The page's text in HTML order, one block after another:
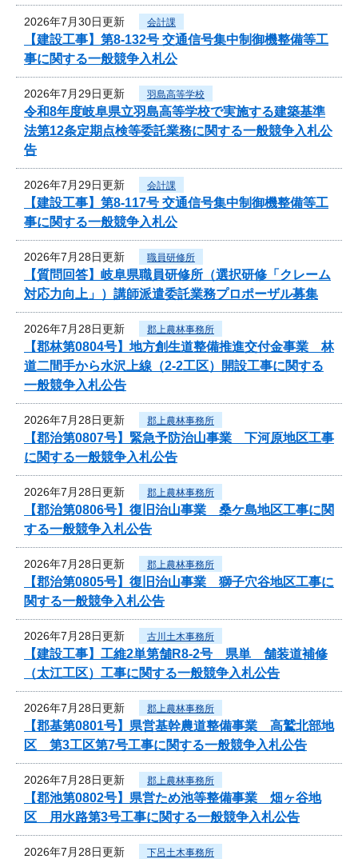
2026年7月30日更新 会計課
【建設工事】第8-132号 交通信号集中制御機整備等工
事に関する一般競争入札公
2026年7月29日更新 羽島高等学校
令和8年度岐阜県立羽島高等学校で実施する建築基準
法第12条定期点検等委託業務に関する一般競争入札公
告
2026年7月29日更新 会計課
【建設工事】第8-117号 交通信号集中制御機整備等工
事に関する一般競争入札公
2026年7月28日更新 職員研修所
【質問回答】岐阜県職員研修所（選択研修「クレーム
対応力向上」）講師派遣委託業務プロポーザル募集
2026年7月28日更新 郡上農林事務所
【郡林第0804号】地方創生道整備推進交付金事業 林
道二間手から水沢上線（2-2工区）開設工事に関する
一般競争入札公告
2026年7月28日更新 郡上農林事務所
【郡治第0807号】緊急予防治山事業 下河原地区工事
に関する一般競争入札公告
2026年7月28日更新 郡上農林事務所
【郡治第0806号】復旧治山事業 桑ケ島地区工事に関
する一般競争入札公告
2026年7月28日更新 郡上農林事務所
【郡治第0805号】復旧治山事業 獅子穴谷地区工事に
関する一般競争入札公告
2026年7月28日更新 古川土木事務所
【建設工事】工維2単第舗R8-2号 県単 舗装道補修
（太江工区）工事に関する一般競争入札公告
2026年7月28日更新 郡上農林事務所
【郡基第0801号】県営基幹農道整備事業 高鷲北部地
区 第3工区第7号工事に関する一般競争入札公告
2026年7月28日更新 郡上農林事務所
【郡池第0802号】県営ため池等整備事業 畑ヶ谷地
区 用水路第3号工事に関する一般競争入札公告
2026年7月28日更新 下呂土木事務所